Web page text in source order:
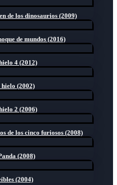
de los dinosaurios (2009)
de mundos (2016)
4 (2012)
(2002)
2 (2006)
de los cinco furiosos (2008)
(2008)
(2004)